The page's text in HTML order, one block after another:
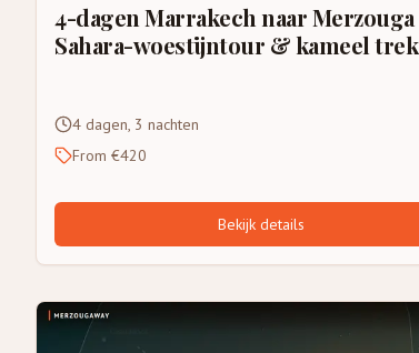
4-dagen Marrakech naar Merzouga
Sahara-woestijntour & kameel trek
4 dagen, 3 nachten
From €420
Bekijk details